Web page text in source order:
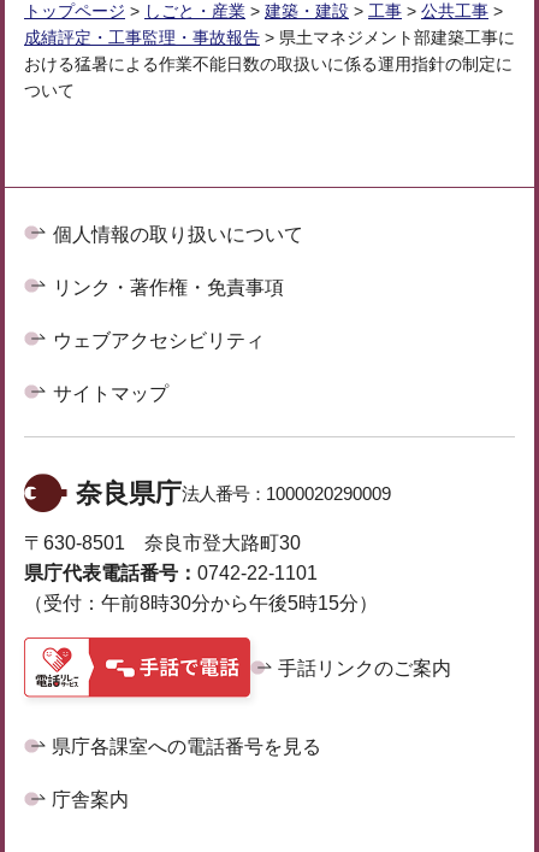
トップページ > しごと・産業 > 建築・建設 > 工事 > 公共工事 >
成績評定・工事監理・事故報告 > 県土マネジメント部建築工事に
おける猛暑による作業不能日数の取扱いに係る運用指針の制定に
ついて
個人情報の取り扱いについて
リンク・著作権・免責事項
ウェブアクセシビリティ
サイトマップ
奈良県庁法人番号： 1000020290009
〒630-8501 奈良市登大路町30
県庁代表電話番号： 0742-22-1101
（受付：午前8時30分から午後5時15分）
手話リンクのご案内
県庁各課室への電話番号を見る
庁舎案内